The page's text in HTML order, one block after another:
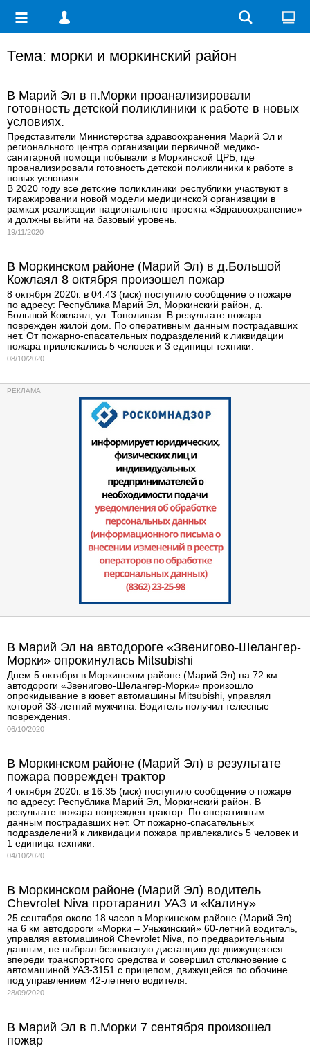
Тема: морки и моркинский район
В Марий Эл в п.Морки проанализировали
готовность детской поликлиники к работе в новых
условиях.
Представители Министерства здравоохранения Марий Эл и
регионального центра организации первичной медико-
санитарной помощи побывали в Моркинской ЦРБ, где
проанализировали готовность детской поликлиники к работе в
новых условиях.
В 2020 году все детские поликлиники республики участвуют в
тиражировании новой модели медицинской организации в
рамках реализации национального проекта «Здравоохранение»
и должны выйти на базовый уровень.
19/11/2020
В Моркинском районе (Марий Эл) в д.Большой
Кожлаял 8 октября произошел пожар
8 октября 2020г. в 04:43 (мск) поступило сообщение о пожаре
по адресу: Республика Марий Эл, Моркинский район, д.
Большой Кожлаял, ул. Тополиная. В результате пожара
поврежден жилой дом. По оперативным данным пострадавших
нет. От пожарно-спасательных подразделений к ликвидации
пожара привлекались 5 человек и 3 единицы техники.
08/10/2020
В Марий Эл на автодороге «Звенигово-Шелангер-
Морки» опрокинулась Mitsubishi
Днем 5 октября в Моркинском районе (Марий Эл) на 72 км
автодороги «Звенигово-Шелангер-Морки» произошло
опрокидывание в кювет автомашины Mitsubishi, управлял
которой 33-летний мужчина. Водитель получил телесные
повреждения.
06/10/2020
В Моркинском районе (Марий Эл) в результате
пожара поврежден трактор
4 октября 2020г. в 16:35 (мск) поступило сообщение о пожаре
по адресу: Республика Марий Эл, Моркинский район. В
результате пожара поврежден трактор. По оперативным
данным пострадавших нет. От пожарно-спасательных
подразделений к ликвидации пожара привлекались 5 человек и
1 единица техники.
04/10/2020
В Моркинском районе (Марий Эл) водитель
Chevrolet Niva протаранил УАЗ и «Калину»
25 сентября около 18 часов в Моркинском районе (Марий Эл)
на 6 км автодороги «Морки – Уньжинский» 60-летний водитель,
управляя автомашиной Chevrolet Niva, по предварительным
данным, не выбрал безопасную дистанцию до движущегося
впереди транспортного средства и совершил столкновение с
автомашиной УАЗ-3151 с прицепом, движущейся по обочине
под управлением 42-летнего водителя.
28/09/2020
В Марий Эл в п.Морки 7 сентября произошел
пожар